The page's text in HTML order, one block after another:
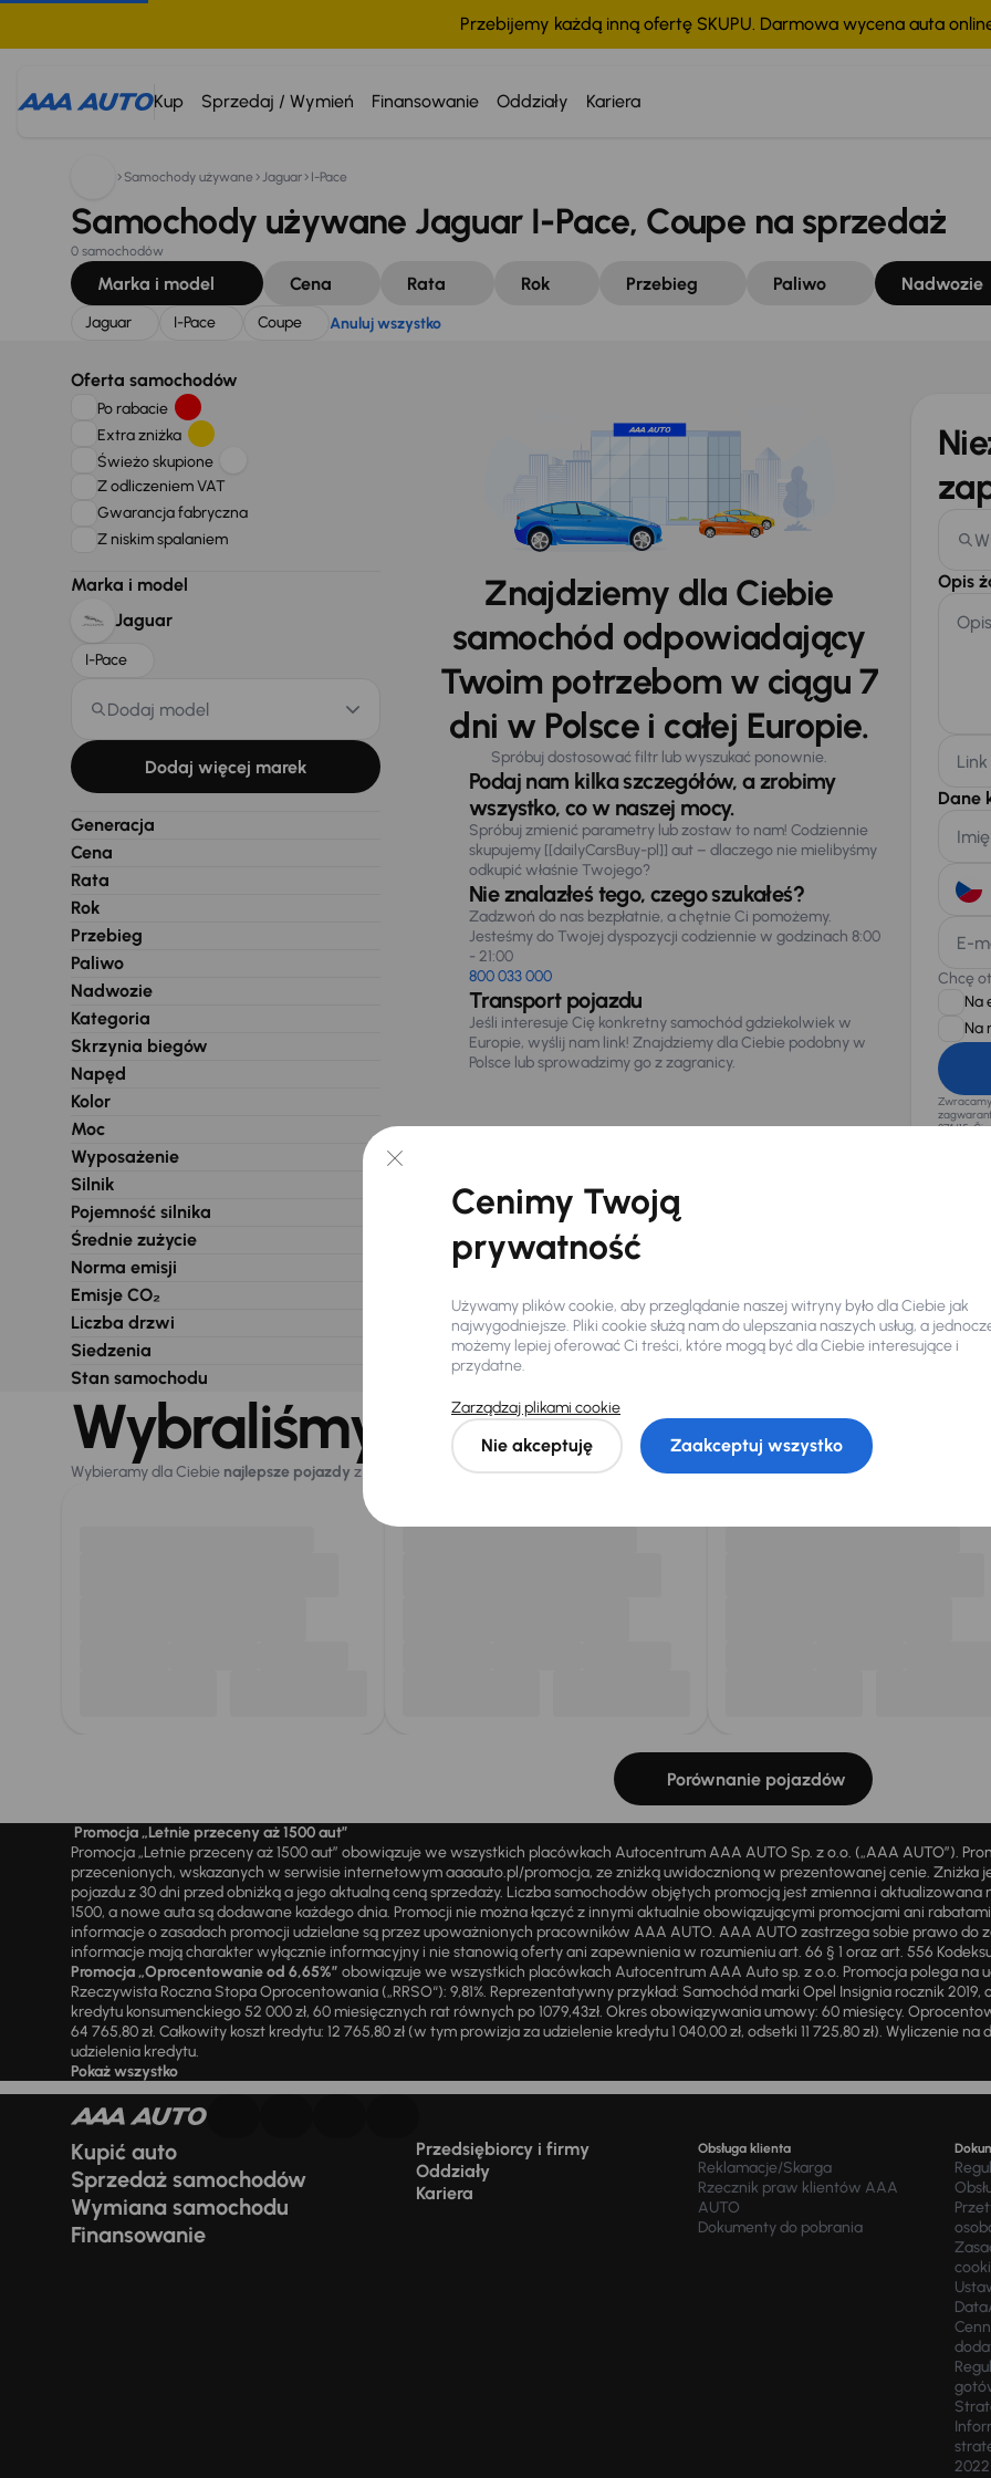
Przebijemy każdą inną ofertę SKUPU. Darmowa wycena auta
Kup Sprzedaj / Wymień Finansowanie Oddziały Kariera
Szukam: Anuluj wszystko
Samochody używane Jaguar I-Pace
Samochody używane Jaguar I-Pace, Coupe na sprzedaż
0 samochodów
Marka i model Cena Rata Rok Przebieg Paliwo Nadwozie
Jaguar I-Pace Coupe Anuluj wszystko
Oferta samochodów
Po rabacie
Extra zniżka
Świeżo skupione
Z odliczeniem VAT
Gwarancja fabryczna
Z niskim spalaniem
Marka i model
Jaguar
I-Pace
Dodaj model
Dodaj więcej marek
Generacja
Cena
Rata
Rok
Przebieg
Paliwo
Nadwozie
Kategoria
Skrzynia biegów
Napęd
Kolor
Moc
Wyposażenie
Silnik
Pojemność silnika
Średnie zużycie
Norma emisji
Emisje CO₂
Liczba drzwi
Siedzenia
Stan samochodu
Znajdziemy dla Ciebie
samochód odpowiadający
Twoim potrzebom w ciągu 7
dni w Polsce i całej Europie.
Spróbuj dostosować filtr lub wyszukać ponownie.
Podaj nam kilka szczegółów, a zrobimy
wszystko, co w naszej mocy.
Spróbuj zmienić parametry lub zostaw to nam! Codziennie
skupujemy [[dailyCarsBuy-pl]] aut – dlaczego nie mielibyśmy
odkupić właśnie Twojego?
Nie znalazłeś tego, czego szukałeś?
Zadzwoń do nas bezpłatnie, a chętnie Ci pomożemy.
Jesteśmy do Twojej dyspozycji codziennie w godzinach 8:00
- 21:00
800 033 000
Transport pojazdu
Jeśli interesuje Cię konkretny samochód gdziekolwiek w
Europie, wyślij nam link! Znajdziemy dla Ciebie podobny w
Polsce lub sprowadzimy go z zagranicy.
Opis
Dane
E-
Chcę
Na
Na
874/15,
Wybraliśmy dla Ciebie
Wybieramy dla Ciebie najlepsze pojazdy z naszej oferty. Kupimy dla Ciebiedo 400 pojazdówkażdego dnia.
Porównanie pojazdów
Promocja „Letnie przeceny aż 1500 aut”
Promocja „Letnie przeceny aż 1500 aut” obowiązuje we wszystkich placówkach Autocentrum AAA AUTO Sp. z o.o. („AAA AUTO”).
przecenionych, wskazanych w serwisie internetowym aaaauto.pl/promocja, ze zniżką uwidocznioną w prezentowanej cenie. Zniżka
pojazdu z 30 dni przed obniżką a jego aktualną ceną sprzedaży. Liczba samochodów objętych promocją jest zmienna i
1500, a nowe auta są dodawane każdego dnia. Promocji nie można łączyć z innymi aktualnie obowiązującymi promocjami ani
informacje o zasadach promocji udzielane są przez upoważnionych pracowników AAA AUTO. AAA AUTO zastrzega sobie prawo
informacje mają charakter wyłącznie informacyjny i nie stanowią oferty ani zapewnienia w rozumieniu art. 66 § 1 oraz art. 556
Promocja „Oprocentowanie od 6,65%” obowiązuje we wszystkich placówkach Autocentrum AAA Auto sp. z o.o. Promocja polega na
Rzeczywista Roczna Stopa Oprocentowania („RRSO“): 9,81%. Reprezentatywny przykład: Samochód marki Opel Insignia rocznik 2019,
kredytu konsumenckiego 52 000 zł, 60 miesięcznych rat równych po 1079,43zł. Okres obowiązywania umowy: 60 miesięcy.
64 765,80 zł. Całkowity koszt kredytu: 12 765,80 zł (w tym prowizja za udzielenie kredytu 1 040,00 zł, odsetki 11 725,80 zł). Wyliczenie
udzielenia kredytu.
Pokaż wszystko
Kupić auto
Sprzedaż samochodów
Wymiana samochodu
Finansowanie
Przedsiębiorcy i firmy
Oddziały
Kariera
Obsługa klienta
Reklamacje/Skarga
Rzecznik praw klientów AAA
AUTO
Dokumenty do pobrania
2022
Cenimy Twoją
prywatność
Używamy plików cookie, aby przeglądanie naszej witryny było dla Ciebie jak
najwygodniejsze. Pliki cookie służą nam do ulepszania naszych usług, a
możemy lepiej oferować Ci treści, które mogą być dla Ciebie interesujące i
przydatne.
Zarządzaj plikami cookie
Nie akceptuję Zaakceptuj wszystko